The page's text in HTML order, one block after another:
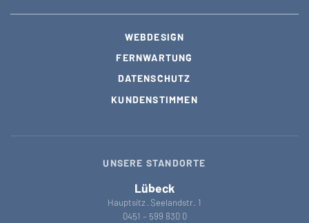
WEBDESIGN
FERNWARTUNG
DATENSCHUTZ
KUNDENSTIMMEN
UNSERE STANDORTE
Lübeck
Hauptsitz · Seelandstr. 1
0451 – 599 830 0